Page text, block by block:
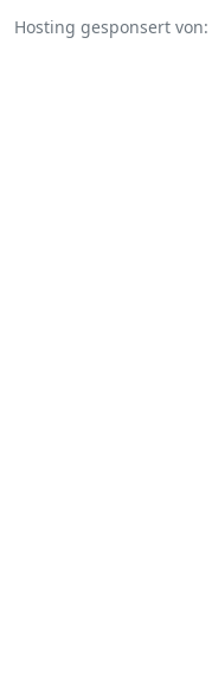
Hosting gesponsert von: